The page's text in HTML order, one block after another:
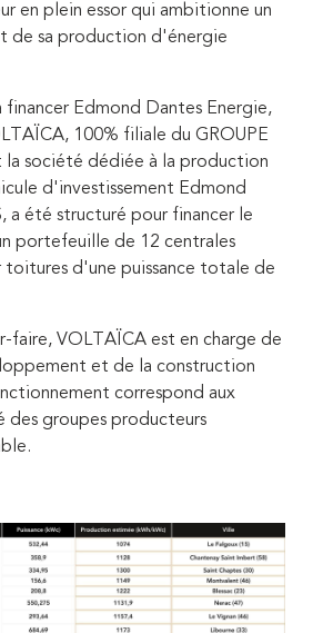
en plein essor qui ambitionne un
de sa production d'énergie
Edmond Dantes Energie,
100% filiale du GROUPE
la société dédiée à la production
d'investissement Edmond
a été structuré pour financer le
portefeuille de 12 centrales
d'une puissance totale de
faire, VOLTAÏCA est en charge de
et de la construction
correspond aux
des groupes producteurs